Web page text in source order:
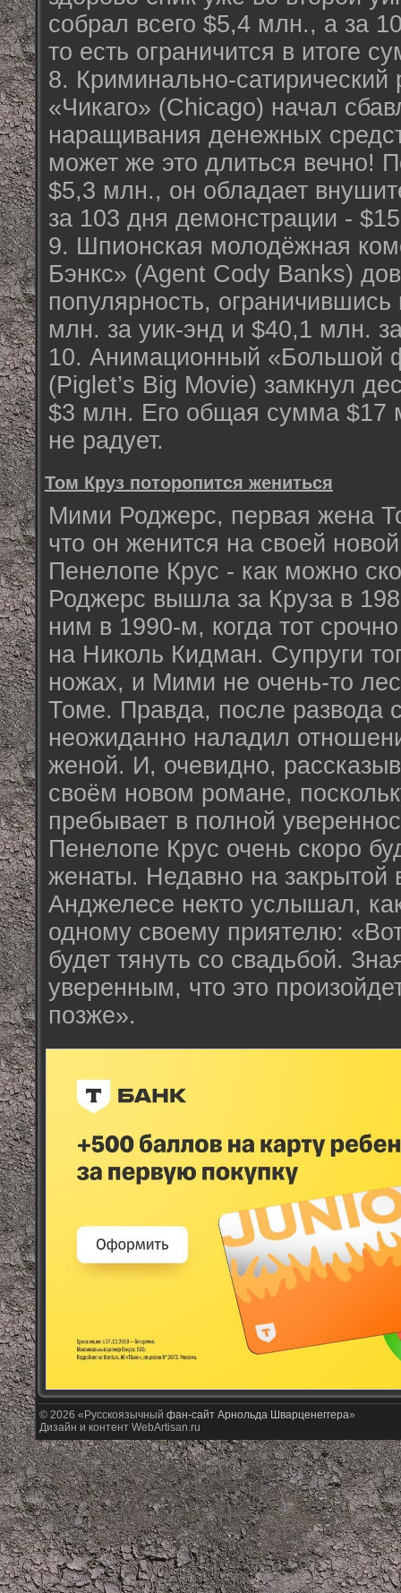
собрал всего $5,4 млн., а за
то есть ограничится в итоге
8. Криминально-сатирический
«Чикаго» (Chicago) начал
наращивания денежных
может же это длиться вечно!
$5,3 млн., он обладает
за 103 дня демонстрации -
9. Шпионская молодёжная
Бэнкс» (Agent Cody Banks)
популярность,
млн. за уик-энд и $40,1 млн.
10. Анимационный «Большой
(Piglet’s Big Movie) замкнул
$3 млн. Его общая сумма $17
не радует.
Том Круз поторопится жениться
Мими Роджерс, первая жена
что он женится на своей
Пенелопе Крус - как можно
Роджерс вышла за Круза в
ним в 1990-м, когда тот
на Николь Кидман. Супруги
ножах, и Мими не очень-то
Томе. Правда, после развода
неожиданно наладил
женой. И, очевидно,
своём новом романе,
пребывает в полной
Пенелопе Крус очень скоро
женаты. Недавно на закрытой
Анджелесе некто услышал,
одному своему приятелю:
будет тянуть со свадьбой.
уверенным, что это
позже».
© 2026 «Русскоязычный фан-сайт Арнольда Шварценеггера»
Дизайн и контент WebArtisan.ru